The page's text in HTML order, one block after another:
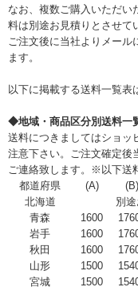
なお、複数ご購入いただい
料は別途お見積りとさせて
ご注文後に当社よりメール
ます。
以下に掲載する送料一覧表
◆地域・商品区分別送料一
送料につきましてはショッ
注意下さい。ご注文確定後
ご連絡致します。※以下送
都道府県
(A) (B)
北海道
別
青森
1600
岩手
1600
秋田
1600
山形
1500
宮城
1500